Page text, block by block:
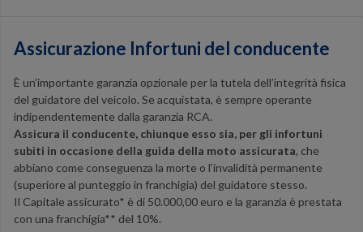
Assicurazione Infortuni del conducente
È un’importante garanzia opzionale per la tutela dell’integrità fisica
del guidatore del veicolo. Se acquistata, è sempre operante
indipendentemente dalla garanzia RCA.
Assicura il conducente, chiunque esso sia, per gli infortuni
subiti in occasione della guida della moto assicurata, che
abbiano come conseguenza la morte o l’invalidità permanente
(superiore al punteggio in franchigia) del guidatore stesso.
Il Capitale assicurato* è di 50.000,00 euro e la garanzia è prestata
con una franchigia** del 10%.